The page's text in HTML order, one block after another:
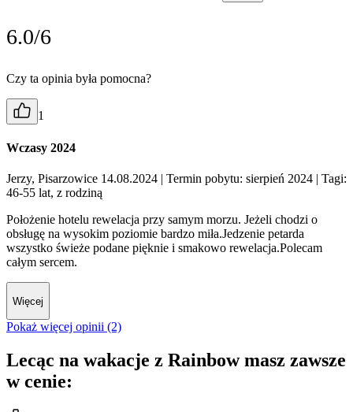
6.0/6
Czy ta opinia była pomocna?
1
Wczasy 2024
Jerzy, Pisarzowice 14.08.2024 | Termin pobytu: sierpień 2024 | Tagi:
46-55 lat, z rodziną
Położenie hotelu rewelacja przy samym morzu. Jeżeli chodzi o
obsługę na wysokim poziomie bardzo miła.Jedzenie petarda
wszystko świeże podane pięknie i smakowo rewelacja.Polecam
całym sercem.
Więcej
Pokaż więcej opinii (2)
Lecąc na wakacje z Rainbow masz zawsze
w cenie: